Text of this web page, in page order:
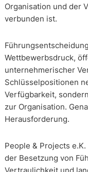
Organisation und der
verbunden ist.
Wettbewerbsdruck,
unternehmerischer
Schlüsselpositionen
Verfügbarkeit,
zur Organisation.
Herausforderung.
People & Projects
der Besetzung von